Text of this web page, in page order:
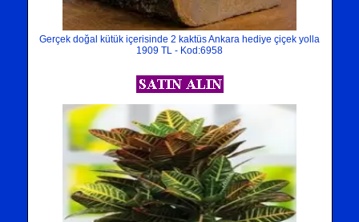
Gerçek doğal kütük içerisinde 2 kaktüs Ankara hediye çiçek yolla
1909 TL - Kod:6958